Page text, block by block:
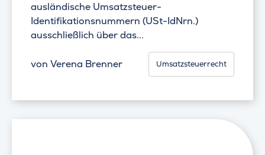
ausländische Umsatzsteuer-
Identifikationsnummern (USt-IdNrn.)
ausschließlich über das...
von Verena Brenner Umsatzsteuerrecht